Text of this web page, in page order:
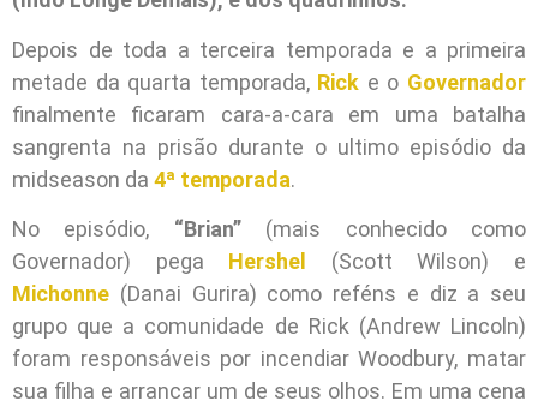
Depois de toda a terceira temporada e a primeira
metade da quarta temporada, Rick e o Governador
finalmente ficaram cara-a-cara em uma batalha
sangrenta na prisão durante o ultimo episódio da
midseason da 4ª temporada.
No episódio, “Brian”(mais conhecido como
Governador) pega Hershel
(Scott Wilson) e
Michonne (Danai Gurira) como reféns e diz a seu
grupo que a comunidade de Rick (Andrew Lincoln)
foram responsáveis por incendiar Woodbury, matar
sua filha e arrancar um de seus olhos. Em uma cena